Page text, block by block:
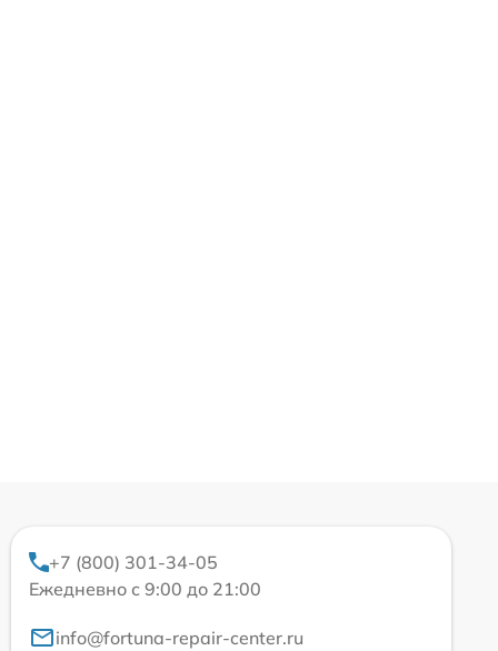
+7 (800) 301-34-05
Ежедневно с 9:00 до 21:00
info@fortuna-repair-center.ru